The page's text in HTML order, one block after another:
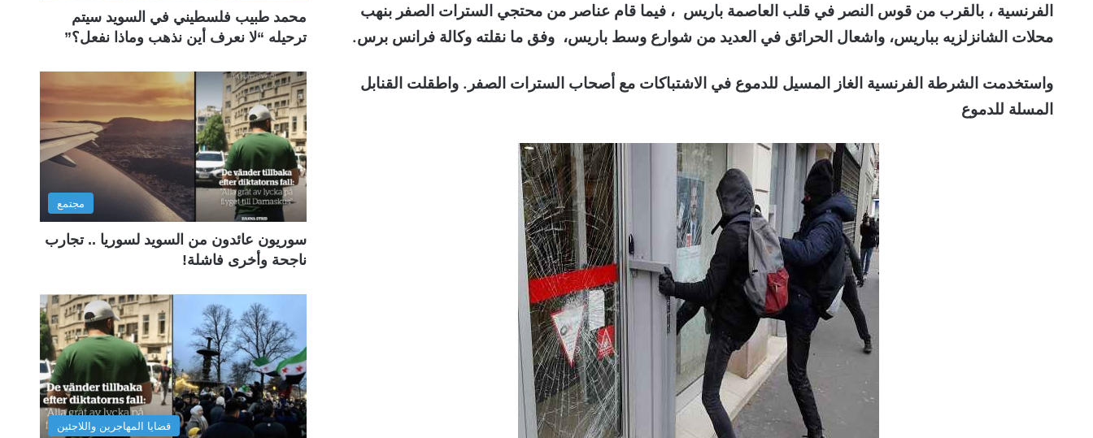
الفرنسية ، بالقرب من قوس النصر في قلب العاصمة باريس ، فيما قام عناصر من محتجي السترات الصفر بنهب
محلات الشانزلزيه بباريس، واشعال الحرائق في العديد من شوارع وسط باريس، وفق ما نقلته وكالة فرانس برس.
واستخدمت الشرطة الفرنسية الغاز المسيل للدموع في الاشتباكات مع أصحاب السترات الصفر. واطقلت القنابل
المسلة للدموع
محمد طبيب فلسطيني في السويد سيتم
ترحيله “لا نعرف أين نذهب وماذا نفعل؟”
مجتمع
سوريون عائدون من السويد لسوريا .. تجارب
ناجحة وأخرى فاشلة!
قضايا المهاجرين واللاجئين